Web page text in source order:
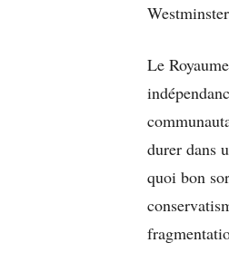
Le
durer dans
quoi bon